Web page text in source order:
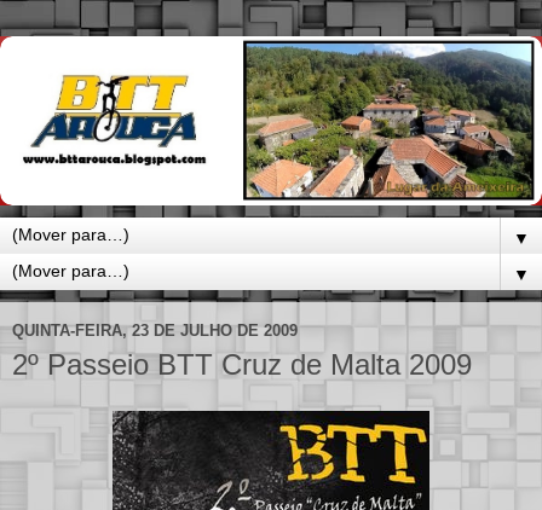
▼
▼
QUINTA-FEIRA, 23 DE JULHO DE 2009
2º Passeio BTT Cruz de Malta 2009